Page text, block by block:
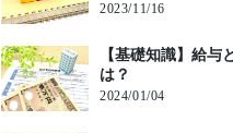
2023/11/16
【基礎知識】給与
は？
2024/01/04